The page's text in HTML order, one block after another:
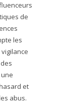
de
les
et
abus.